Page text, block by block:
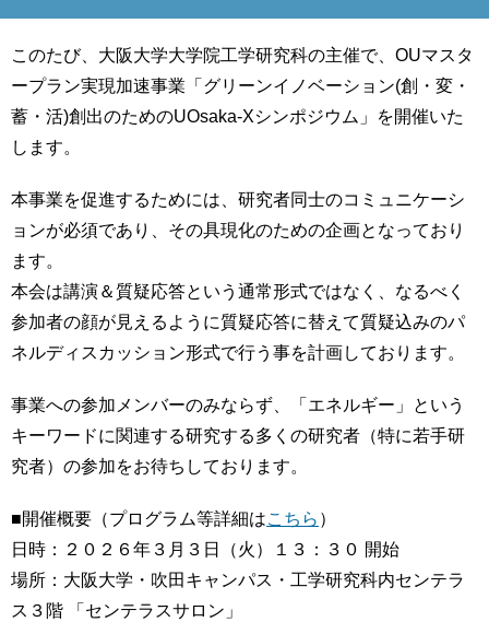
このたび、大阪大学大学院工学研究科の主催で、OUマスタ
ープラン実現加速事業「グリーンイノベーション(創・変・
蓄・活)創出のためのUOsaka-Xシンポジウム」を開催いた
します。
本事業を促進するためには、研究者同士のコミュニケーシ
ョンが必須であり、その具現化のための企画となっており
ます。
本会は講演＆質疑応答という通常形式ではなく、なるべく
参加者の顔が見えるように質疑応答に替えて質疑込みのパ
ネルディスカッション形式で行う事を計画しております。
事業への参加メンバーのみならず、「エネルギー」という
キーワードに関連する研究する多くの研究者（特に若手研
究者）の参加をお待ちしております。
■開催概要（プログラム等詳細はこちら ）
日時：２０２６年３月３日（火）１３：３０ 開始
場所：大阪大学・吹田キャンパス・工学研究科内センテラ
ス３階 「センテラスサロン」